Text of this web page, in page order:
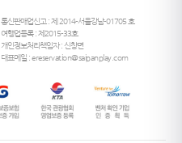
통신판매업신고 : 제 2014-서울강남-01705 호
여행업등록 : 제2015-33호
개인정보처리책임자 : 신창면
대표메일 :ereservation@saipanplay.com